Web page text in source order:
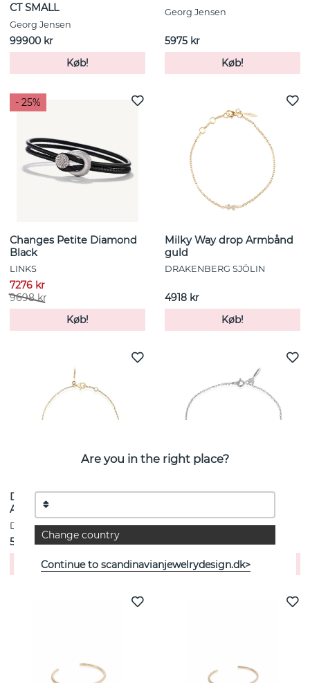
CT SMALL
Georg Jensen
99900 kr
Køb!
Georg Jensen
5975 kr
Køb!
- 25%
Changes Petite Diamond
Black
LINKS
7276 kr
9698 kr
Køb!
Milky Way drop Armbånd
guld
DRAKENBERG SJÖLIN
4918 kr
Køb!
Diamond Sky drop
Armbånd guld
DRAKENBERG SJÖLIN
5000 kr
Køb!
Diamond Sky drop
DRAKENBERG SJÖLIN
3806 kr
Køb!
Are you in the right place?
Change country
Continue to scandinavianjewelrydesign.dk>